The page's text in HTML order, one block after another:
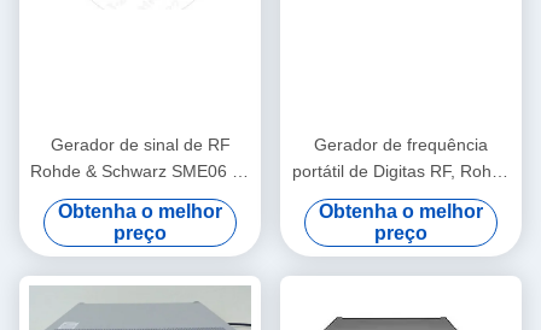
Gerador de sinal de RF
Rohde & Schwarz SME06 de
5 kHz a 6 GHz com Fator de
Forma de Benchtop e
Modulação Digital
Obtenha o melhor
preço
Gerador de frequência
portátil de Digitas RF, Rohde
e Schwarz SMU200A
Obtenha o melhor
preço